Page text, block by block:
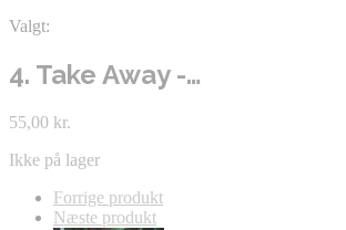
Valgt:
4. Take Away -…
55,00 kr.
Ikke på lager
Forrige produkt
Næste produkt